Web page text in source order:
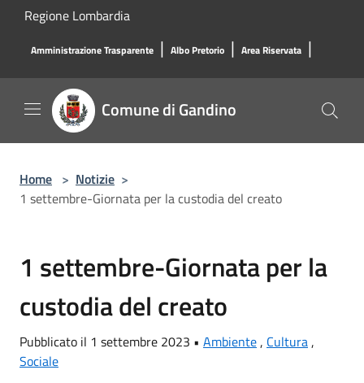
Salta al contenuto principale
Regione Lombardia
Amministrazione Trasparente | Albo Pretorio | Area Riservata |
Comune di Gandino
Home > Notizie >
1 settembre-Giornata per la custodia del creato
1 settembre-Giornata per la
custodia del creato
Pubblicato il 1 settembre 2023 • Ambiente, Cultura,
Sociale